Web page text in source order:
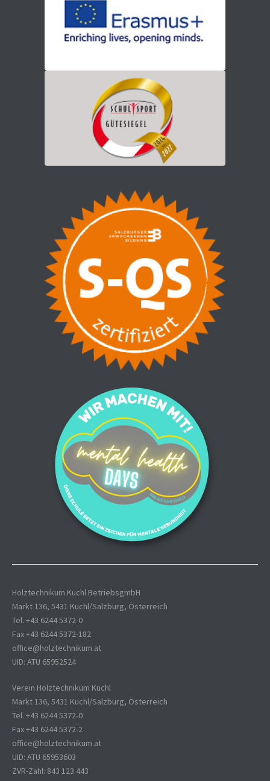
Holztechnikum Kuchl BetriebsgmbH
Markt 136, 5431 Kuchl/Salzburg, Österreich
Tel. +43 6244 5372-0
Fax +43 6244 5372-182
office@holztechnikum.at
UID: ATU 65952524
Verein Holztechnikum Kuchl
Markt 136, 5431 Kuchl/Salzburg, Österreich
Tel. +43 6244 5372-0
Fax +43 6244 5372-2
office@holztechnikum.at
UID: ATU 65953603
ZVR-Zahl: 843 123 443